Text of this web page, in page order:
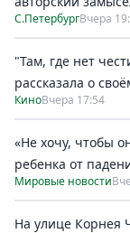
С.ПетербургВчера
"Там, где нет
рассказала о
КиноВчера 17:54
«Не хочу, чтобы
ребенка от
Мировые новости
На улице Корнея